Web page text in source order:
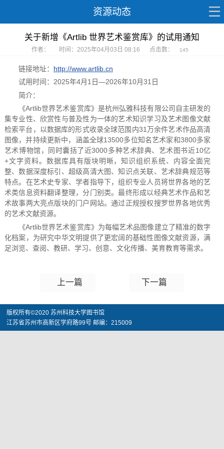
资源动态
关于新增《Artlib 世界艺术鉴赏库》的试用通知
作者： 时间：2025年04月03日 08:16 点击数： 145
链接地址： http://www.artlib.cn
试用时间：2025年4月1日—2026年10月31日
简介：
《Artlib世界艺术鉴赏库》是杭州弘雅科技有限公司自主研发的
集专业性、欣赏性与普及性为一体的艺术知识学习及艺术图像文献
检索平台，以数据库的形式收录全球范围内31万余件艺术作品高清
图像，并持续更新中，涵盖全球13500多位知名艺术家和3800多家
艺术博物馆，同时囊括了近3000多种艺术辞典、艺术图书近10亿
+文字资料。数据库具有版块明晰，知识组织系统、内容全面完
整、数据深度标引、超级高清大图、知识点关联、艺术辞典规范等
特点。在艺术史专家、学者指导下，组织专业人员将世界各地的艺
术类信息资料翻译整理，分门别类。最终形成以经典艺术作品和艺
术故事两大亮点版块的门户网站。通过正规授权搜罗世界各地优秀
的艺术文献资源。
《Artlib世界艺术鉴赏库》为每幅艺术品图像建立了精准的数字
化档案，为研究中华文明提供了更宏阔的基础性图像文献资源，满
足浏览、查阅、教研、学习、创意、文化传播、美育教育等需求。
上一篇 下一篇
版权所有©2020 苏州科技大学图书馆
江苏省苏州市高新区学府路99号 邮编：215009